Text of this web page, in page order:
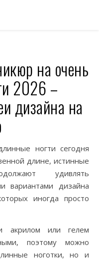
на очень
2026 –
дизайна на
длине, истинные
удивлять
вариантами дизайна
иногда просто
акрилом или гелем
поэтому можно
ноготки, но и